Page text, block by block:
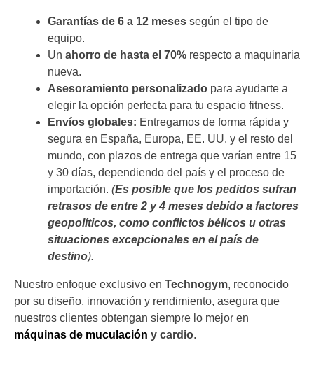
Garantías de 6 a 12 meses según el tipo de
equipo.
Un ahorro de hasta el 70% respecto a maquinaria
nueva.
Asesoramiento personalizado para ayudarte a
elegir la opción perfecta para tu espacio fitness.
Envíos globales: Entregamos de forma rápida y
segura en España, Europa, EE. UU. y el resto del
mundo, con plazos de entrega que varían entre 15
y 30 días, dependiendo del país y el proceso de
importación. (Es posible que los pedidos sufran
retrasos de entre 2 y 4 meses debido a factores
geopolíticos, como conflictos bélicos u otras
situaciones excepcionales en el país de
destino).
Nuestro enfoque exclusivo en Technogym, reconocido
por su diseño, innovación y rendimiento, asegura que
nuestros clientes obtengan siempre lo mejor en
máquinas de muculación y cardio.